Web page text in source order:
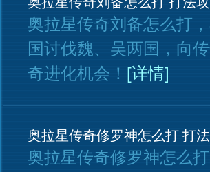
奥拉星传奇刘备怎么打
国讨伐魏、吴两国，向
奇进化机会！ [详情]
奥拉星传奇修罗神怎么打 打
奥拉星传奇修罗神怎么